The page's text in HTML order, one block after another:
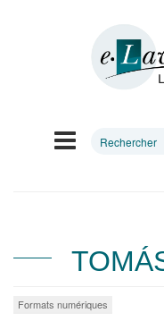
Formats numériques